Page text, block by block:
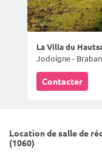
La Villa du
Jodoigne -
Contacter
Location de salle de
(1060)